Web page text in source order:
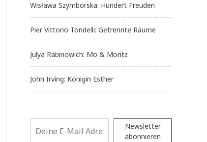
Wisława Szymborska: Hundert Freuden
Pier Vittorio Tondelli: Getrennte Räume
Julya Rabinowich: Mo & Moritz
John Irving: Königin Esther
Newsletter
abonnieren